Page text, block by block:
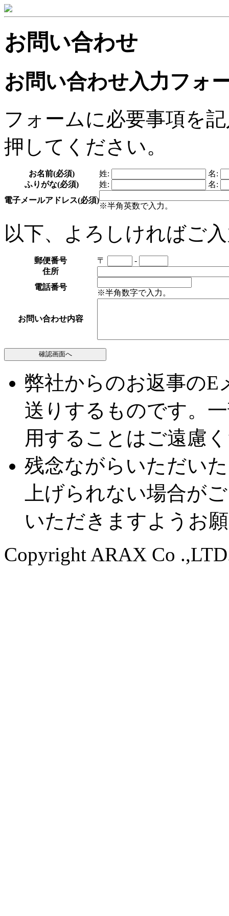
お問い合わせ
お問い合わせ入力フォ
フォームに必要事項を
押してください。
お名前(必須) 姓:
名:
ふりがな(必須) 姓:
名:
電子メールアドレス(必須)
※半角英数で入力。
以下、よろしければご
郵便番号 〒
-
住所
電話番号
※半角数字で入力。
お問い合わせ内容
弊社からのお返事のE
送りするものです。
用することはご遠慮
残念ながらいただい
上げられない場合が
いただきますようお
Copyright ARAX Co